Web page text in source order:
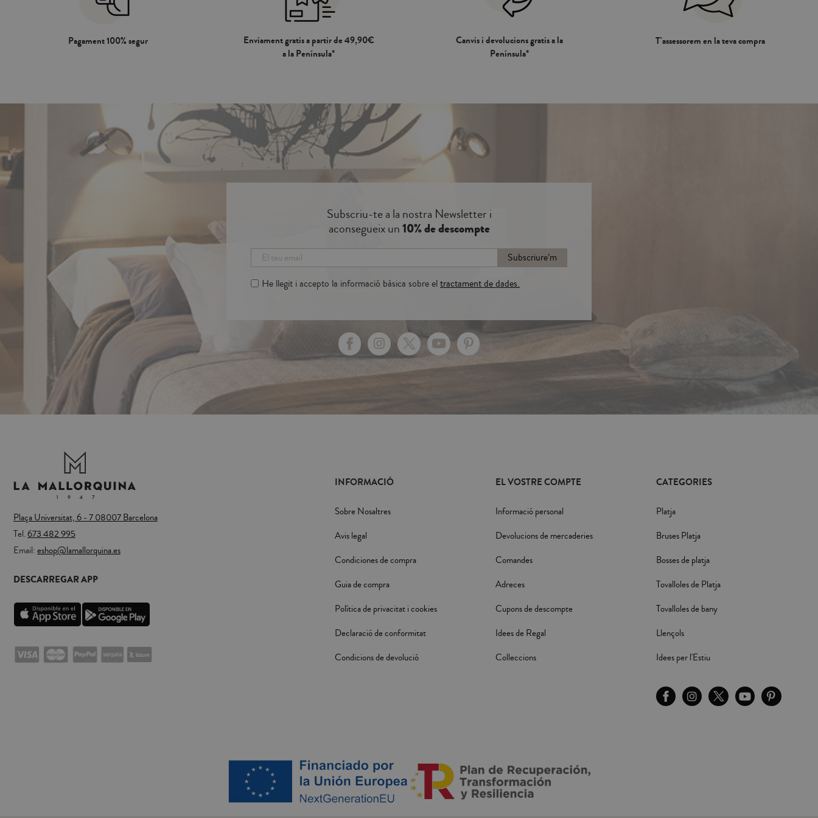
Pagament 100% segur
Enviament gratis a partir de 49,90€
a la Península*
Canvis i devolucions gratis a la
Península*
T'assessorem en la teva compra
Subscriu-te a la nostra Newsletter i
aconsegueix un10% de descompte
Subscriure’m
He llegit i accepto la informació bàsica sobre eltractament de dades.
Plaça Universitat, 6 - 7 08007 Barcelona
Tel.673 482 995
Email:eshop@lamallorquina.es
DESCARREGAR APP
INFORMACIÓ
Sobre Nosaltres
Avis legal
Condiciones de compra
Guia de compra
Política de privacitat i cookies
Declaració de conformitat
Condicions de devolució
EL VOSTRE COMPTE
Informació personal
Devolucions de mercaderies
Comandes
Adreces
Cupons de descompte
Idees de Regal
Colleccions
CATEGORIES
Platja
Bruses Platja
Bosses de platja
Tovalloles de Platja
Tovalloles de bany
Llençols
Idees per l'Estiu